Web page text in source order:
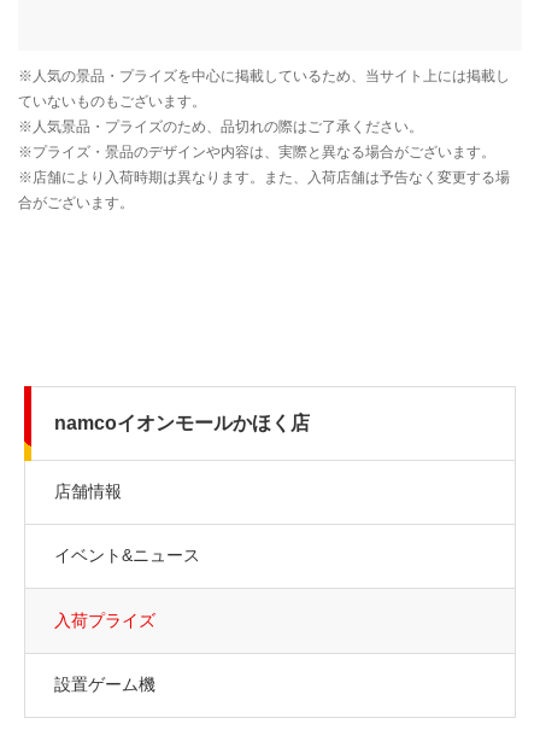
namcoイオンモールかほく店
店舗情報
イベント&ニュース
入荷プライズ
設置ゲーム機